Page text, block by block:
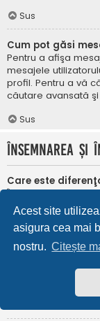
Acest site
asigura cea mai
nostru. Citește
Sus
Cum pot găsi
Pentru a afişa
mesajele
profil. Pentru a vă
căutare avansată
Sus
Însemnarea
Care este
În phpBB 3.0
însemnarea în
publicat un
asemănătoarea
subiect este
publicat un
notificare pentru
Panoul utilizatorului,